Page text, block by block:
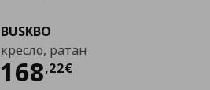
BUSKBO
кресло, ратан
168,22€
Цена168,22 €